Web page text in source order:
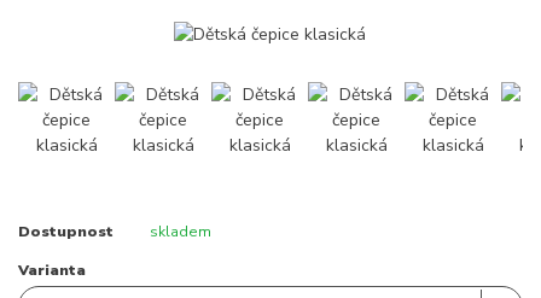
Dostupnost skladem
Varianta